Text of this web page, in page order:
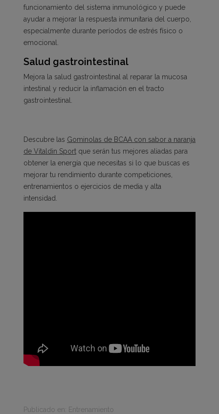
funcionamiento del sistema inmunológico y puede
ayudar a mejorar la respuesta inmunitaria del cuerpo,
especialmente durante períodos de estrés físico o
emocional.
Salud gastrointestinal
Mejora la salud gastrointestinal al reparar la mucosa
intestinal y reducir la inflamación en el tracto
gastrointestinal.
Descubre las Gominolas de BCAA con sabor a naranja
de Vitaldin Sport que serán tus mejores aliadas para
obtener la energía que necesitas si lo que buscas es
mejorar tu rendimiento durante competiciones,
entrenamientos o ejercicios de media y alta
intensidad.
Publicado en: Entrenamiento